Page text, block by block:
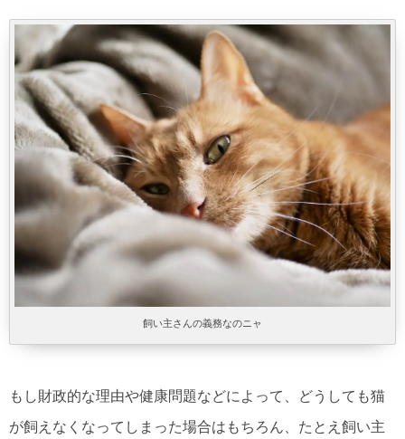
飼い主さんの義務なのニャ
もし財政的な理由や健康問題などによって、どうしても猫
が飼えなくなってしまった場合はもちろん、たとえ飼い主